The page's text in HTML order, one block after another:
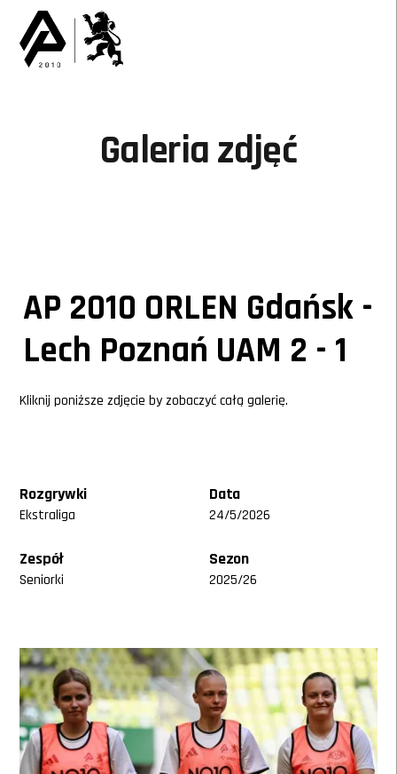
Galeria zdjęć
AP 2010 ORLEN Gdańsk -
Lech Poznań UAM 2 - 1
Kliknij poniższe zdjęcie by zobaczyć całą galerię.
Rozgrywki
Ekstraliga
Data
24/5/2026
Zespół
Seniorki
Sezon
2025/26